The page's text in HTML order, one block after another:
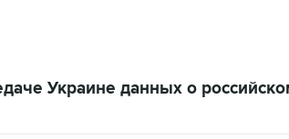
Украине данных о